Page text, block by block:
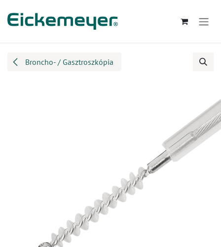
Broncho- / Gasztroszkópia